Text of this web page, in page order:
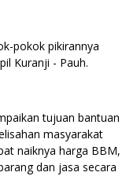
pokok pikirannya
Kuranji - Pauh.
tujuan bantuan
masyarakat
naiknya harga BBM,
dan jasa secara